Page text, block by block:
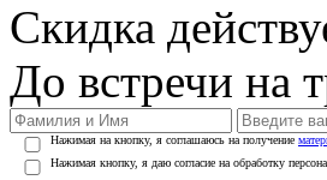
Скидка
До встречи на
Нажимая на кнопку, я соглашаюсь на получение
Нажимая кнопку, я даю согласие на обработку